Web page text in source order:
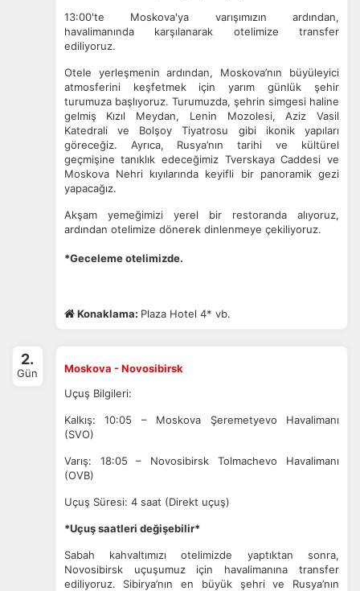
13:00'te Moskova'ya varışımızın ardından,
havalimanında karşılanarak otelimize transfer
ediliyoruz.
Otele yerleşmenin ardından, Moskova’nın büyüleyici
atmosferini keşfetmek için yarım günlük şehir
turumuza başlıyoruz. Turumuzda, şehrin simgesi haline
gelmiş Kızıl Meydan, Lenin Mozolesi, Aziz Vasil
Katedrali ve Bolşoy Tiyatrosu gibi ikonik yapıları
göreceğiz. Ayrıca, Rusya’nın tarihi ve kültürel
geçmişine tanıklık edeceğimiz Tverskaya Caddesi ve
Moskova Nehri kıyılarında keyifli bir panoramik gezi
yapacağız.
Akşam yemeğimizi yerel bir restoranda alıyoruz,
ardından otelimize dönerek dinlenmeye çekiliyoruz.
*Geceleme otelimizde.
Konaklama: Plaza Hotel 4* vb.
2.
Gün
Moskova - Novosibirsk
Uçuş Bilgileri:
Kalkış: 10:05 – Moskova Şeremetyevo Havalimanı
(SVO)
Varış: 18:05 – Novosibirsk Tolmachevo Havalimanı
(OVB)
Uçuş Süresi: 4 saat (Direkt uçuş)
*Uçuş saatleri değişebilir*
Sabah kahvaltımızı otelimizde yaptıktan sonra,
Novosibirsk uçuşumuz için havalimanına transfer
ediliyoruz. Sibirya’nın en büyük şehri ve Rusya’nın